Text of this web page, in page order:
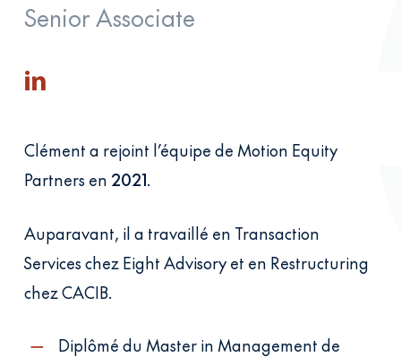
Senior Associate
Clément a rejoint l’équipe de Motion Equity
Partners en 2021.
Auparavant, il a travaillé en Transaction
Services chez Eight Advisory et en Restructuring
chez CACIB.
Diplômé du Master in Management de